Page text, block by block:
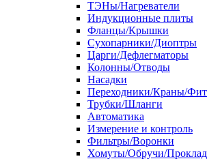
ТЭНы/Нагреватели
Индукционные плиты
Фланцы/Крышки
Сухопарники/Диоптры
Царги/Дефлегматоры
Колонны/Отводы
Насадки
Переходники/Краны/
Трубки/Шланги
Автоматика
Измерение и контроль
Фильтры/Воронки
Хомуты/Обручи/